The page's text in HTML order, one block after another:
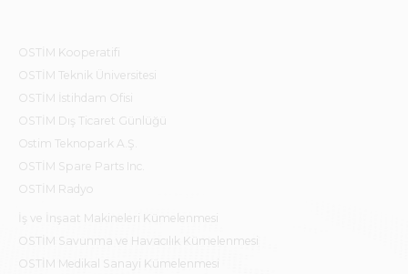
OSTİM Kooperatifi
OSTİM Teknik Üniversitesi
OSTİM İstihdam Ofisi
OSTİM Dış Ticaret Günlüğü
Ostim Teknopark A.Ş.
OSTİM Spare Parts Inc.
OSTİM Radyo
İş ve İnşaat Makineleri Kümelenmesi
OSTİM Savunma ve Havacılık Kümelenmesi
OSTİM Medikal Sanayi Kümelenmesi